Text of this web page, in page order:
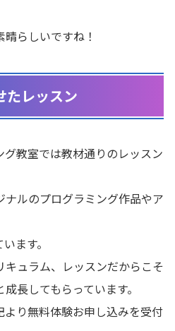
らしいですね！
たレッスン
教室では教材通りのレッスン
ルのプログラミング作品やア
ます。
ュラム、レッスンだからこそ
長してもらっています。
り無料体験お申し込みを受付